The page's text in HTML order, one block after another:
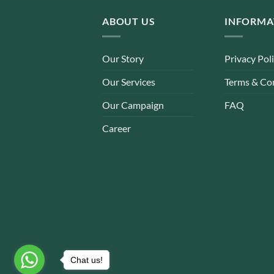
ABOUT US
Our Story
Our Services
Our Campaign
Career
Privacy
Terms &
FAQ
Chat us!